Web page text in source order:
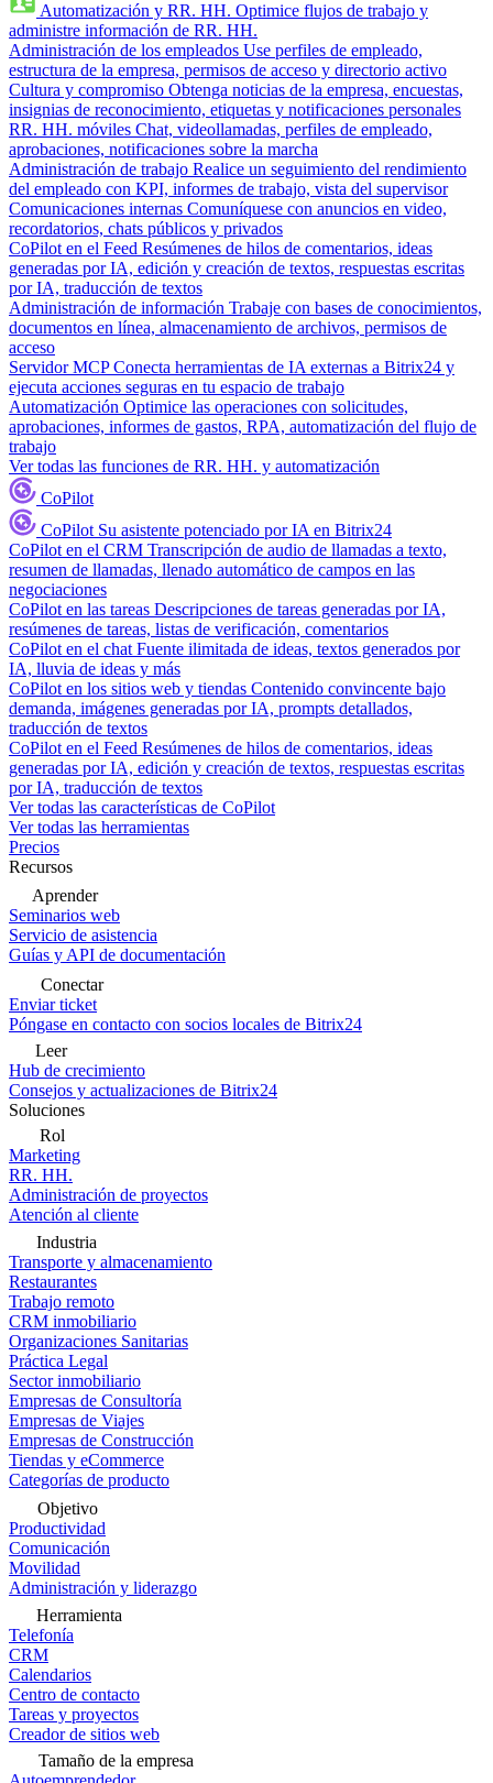
Automatización y RR. HH. Optimice flujos de trabajo y
administre información de RR. HH.
Administración de los empleados Use perfiles de empleado,
estructura de la empresa, permisos de acceso y directorio activo
Cultura y compromiso Obtenga noticias de la empresa, encuestas,
insignias de reconocimiento, etiquetas y notificaciones personales
RR. HH. móviles Chat, videollamadas, perfiles de empleado,
aprobaciones, notificaciones sobre la marcha
Administración de trabajo Realice un seguimiento del rendimiento
del empleado con KPI, informes de trabajo, vista del supervisor
Comunicaciones internas Comuníquese con anuncios en video,
recordatorios, chats públicos y privados
CoPilot en el Feed Resúmenes de hilos de comentarios, ideas
generadas por IA, edición y creación de textos, respuestas escritas
por IA, traducción de textos
Administración de información Trabaje con bases de conocimientos,
documentos en línea, almacenamiento de archivos, permisos de
acceso
Servidor MCP Conecta herramientas de IA externas a Bitrix24 y
ejecuta acciones seguras en tu espacio de trabajo
Automatización Optimice las operaciones con solicitudes,
aprobaciones, informes de gastos, RPA, automatización del flujo de
trabajo
Ver todas las funciones de RR. HH. y automatización
CoPilot
CoPilot Su asistente potenciado por IA en Bitrix24
CoPilot en el CRM Transcripción de audio de llamadas a texto,
resumen de llamadas, llenado automático de campos en las
negociaciones
CoPilot en las tareas Descripciones de tareas generadas por IA,
resúmenes de tareas, listas de verificación, comentarios
CoPilot en el chat Fuente ilimitada de ideas, textos generados por
IA, lluvia de ideas y más
CoPilot en los sitios web y tiendas Contenido convincente bajo
demanda, imágenes generadas por IA, prompts detallados,
traducción de textos
CoPilot en el Feed Resúmenes de hilos de comentarios, ideas
generadas por IA, edición y creación de textos, respuestas escritas
por IA, traducción de textos
Ver todas las características de CoPilot
Ver todas las herramientas
Precios
Recursos
Aprender
Seminarios web
Servicio de asistencia
Guías y API de documentación
Conectar
Enviar ticket
Póngase en contacto con socios locales de Bitrix24
Leer
Hub de crecimiento
Consejos y actualizaciones de Bitrix24
Soluciones
Rol
Marketing
RR. HH.
Administración de proyectos
Atención al cliente
Industria
Transporte y almacenamiento
Restaurantes
Trabajo remoto
CRM inmobiliario
Organizaciones Sanitarias
Práctica Legal
Sector inmobiliario
Empresas de Consultoría
Empresas de Viajes
Empresas de Construcción
Tiendas y eCommerce
Categorías de producto
Objetivo
Productividad
Comunicación
Movilidad
Administración y liderazgo
Herramienta
Telefonía
CRM
Calendarios
Centro de contacto
Tareas y proyectos
Creador de sitios web
Tamaño de la empresa